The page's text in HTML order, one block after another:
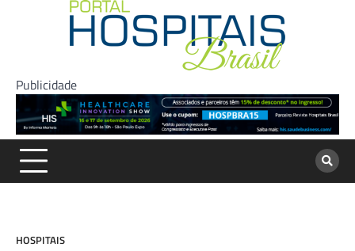
Publicidade
HOSPITAIS